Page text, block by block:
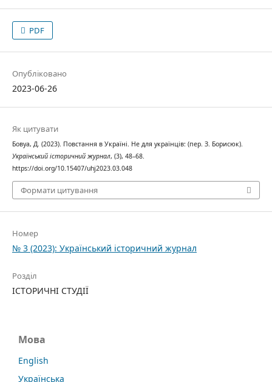
PDF
Опубліковано
2023-06-26
Як цитувати
Бовуа, Д. (2023). Повстання в Україні. Не для українців: (пер. З. Борисюк).
Український історичний журнал, (3), 48–68.
https://doi.org/10.15407/uhj2023.03.048
Формати цитування
Номер
№ 3 (2023): Український історичний журнал
Розділ
ІСТОРИЧНІ СТУДІЇ
Мова
English
Українська